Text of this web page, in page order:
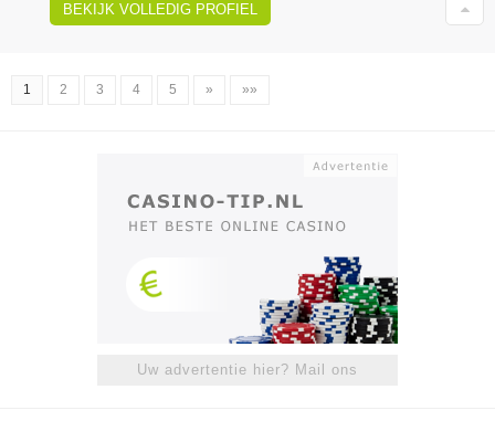
BEKIJK VOLLEDIG PROFIEL
1 2 3 4 5 » »»
Uw advertentie hier? Mail ons